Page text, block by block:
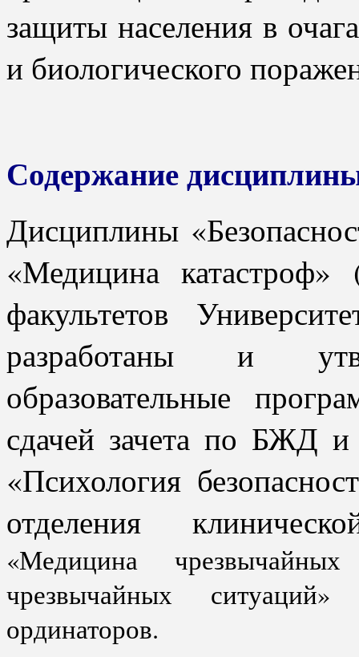
защиты населения в
и биологического
Содержание
Дисциплины
«Медицина
факультетов
разработаны и
образовательные
сдачей зачета по БЖД
«Психология
отделения
«Медицина
чрезвычайных
ординаторов.